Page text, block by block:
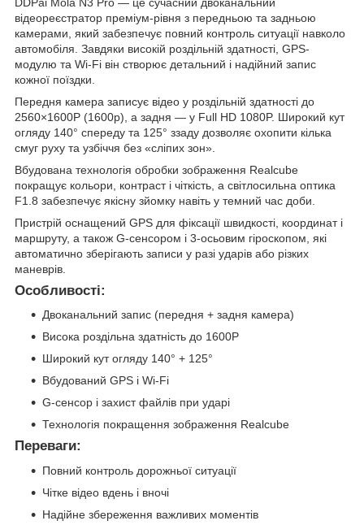
відеореєстратор преміум-рівня з передньою та задньою
камерами, який забезпечує повний контроль ситуації навколо
автомобіля. Завдяки високій роздільній здатності, GPS-
модулю та Wi-Fi він створює детальний і надійний запис
кожної поїздки.
Передня камера записує відео у роздільній здатності до
2560×1600P (1600p), а задня — у Full HD 1080P. Широкий кут
огляду 140° спереду та 125° ззаду дозволяє охопити кілька
смуг руху та узбіччя без «сліпих зон».
Вбудована технологія обробки зображення Realcube
покращує кольори, контраст і чіткість, а світлосильна оптика
F1.8 забезпечує якісну зйомку навіть у темний час доби.
Пристрій оснащений GPS для фіксації швидкості, координат і
маршруту, а також G-сенсором і 3-осьовим гіроскопом, які
автоматично зберігають записи у разі ударів або різких
маневрів.
Особливості:
Двоканальний запис (передня + задня камера)
Висока роздільна здатність до 1600P
Широкий кут огляду 140° + 125°
Вбудований GPS і Wi-Fi
G-сенсор і захист файлів при ударі
Технологія покращення зображення Realcube
Переваги:
Повний контроль дорожньої ситуації
Чітке відео вдень і вночі
Надійне збереження важливих моментів